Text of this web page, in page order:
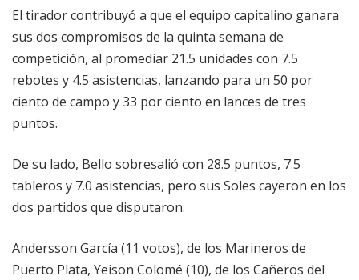
El tirador contribuyó a que el equipo capitalino ganara
sus dos compromisos de la quinta semana de
competición, al promediar 21.5 unidades con 7.5
rebotes y 4.5 asistencias, lanzando para un 50 por
ciento de campo y 33 por ciento en lances de tres
puntos.
De su lado, Bello sobresalió con 28.5 puntos, 7.5
tableros y 7.0 asistencias, pero sus Soles cayeron en los
dos partidos que disputaron.
Andersson García (11 votos), de los Marineros de
Puerto Plata, Yeison Colomé (10), de los Cañeros del